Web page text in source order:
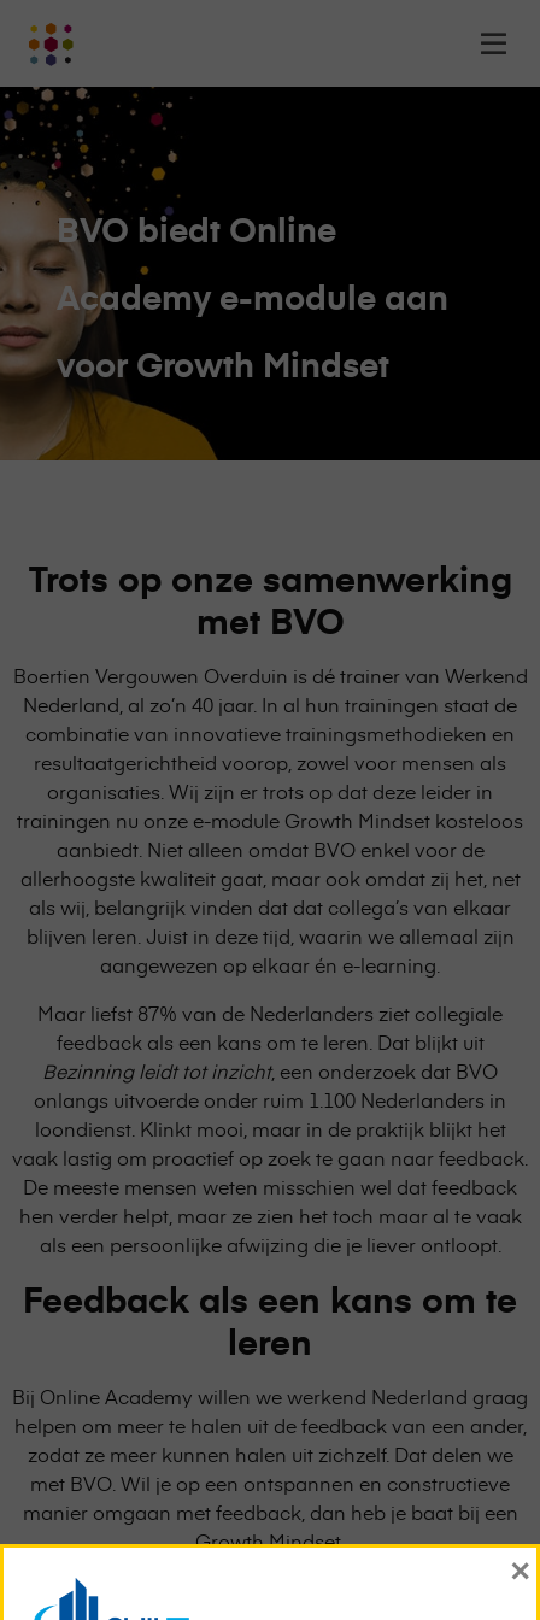
-
het
online
leerplatform
voor
organisaties
Logo
BVO biedt Online
Academy e-module aan
voor Growth Mindset
Trots op onze samenwerking
met BVO
Boertien Vergouwen Overduin is dé trainer van Werkend
Nederland, al zo’n 40 jaar. In al hun trainingen staat de
combinatie van innovatieve trainingsmethodieken en
resultaatgerichtheid voorop, zowel voor mensen als
organisaties. Wij zijn er trots op dat deze leider in
trainingen nu onze e-module Growth Mindset kosteloos
aanbiedt. Niet alleen omdat BVO enkel voor de
allerhoogste kwaliteit gaat, maar ook omdat zij het, net
als wij, belangrijk vinden dat dat collega’s van elkaar
blijven leren. Juist in deze tijd, waarin we allemaal zijn
aangewezen op elkaar én e-learning.
Maar liefst 87% van de Nederlanders ziet collegiale
feedback als een kans om te leren. Dat blijkt uit
Bezinning leidt tot inzicht, een onderzoek dat BVO
onlangs uitvoerde onder ruim 1.100 Nederlanders in
loondienst. Klinkt mooi, maar in de praktijk blijkt het
vaak lastig om proactief op zoek te gaan naar feedback.
De meeste mensen weten misschien wel dat feedback
hen verder helpt, maar ze zien het toch maar al te vaak
als een persoonlijke afwijzing die je liever ontloopt.
Feedback als een kans om te
leren
Bij Online Academy willen we werkend Nederland graag
helpen om meer te halen uit de feedback van een ander,
zodat ze meer kunnen halen uit zichzelf. Dat delen we
met BVO. Wil je op een ontspannen en constructieve
manier omgaan met feedback, dan heb je baat bij een
Growth Mindset.
Feedback als een kans om te
×